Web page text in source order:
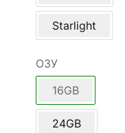
Starlight
ОЗУ
16GB
24GB